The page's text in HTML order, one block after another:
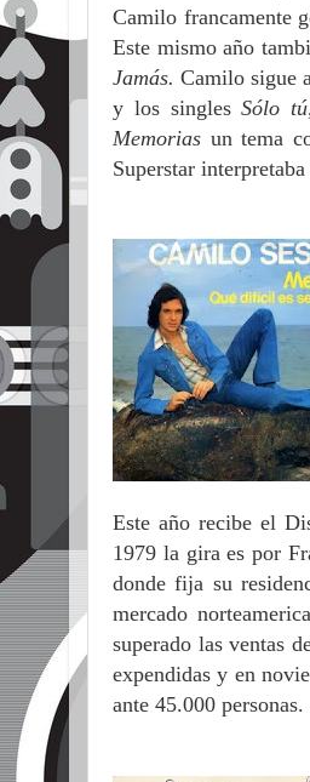
Camilo francamente
Este mismo año
Jamás.Camilo sigue
y los singlesSólo
Memorias un tema
Superstar
Este año recibe el
1979 la gira es por
donde fija su
mercado
superado las ventas
expendidas y en
ante 45.000 personas.